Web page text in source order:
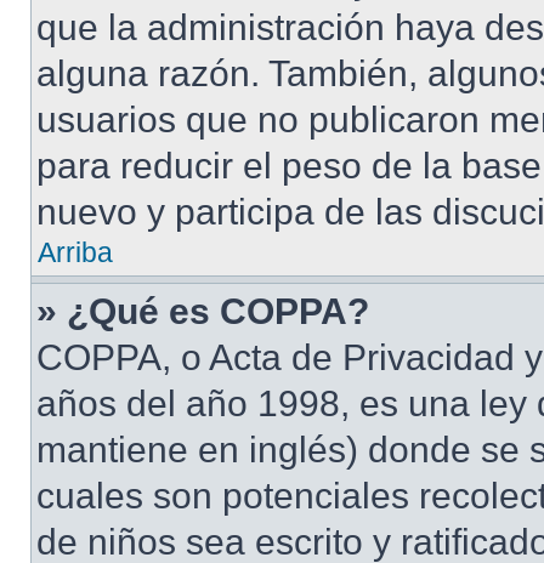
que la administración haya
alguna razón. También,
usuarios que no publicaron
para reducir el peso de la
nuevo y participa de las
Arriba
» ¿Qué es COPPA?
COPPA, o Acta de Privacidad
años del año 1998, es una
mantiene en inglés) donde se
cuales son potenciales
de niños sea escrito y